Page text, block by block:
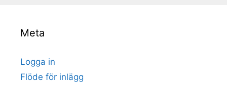
Meta
Logga in
Flöde för inlägg